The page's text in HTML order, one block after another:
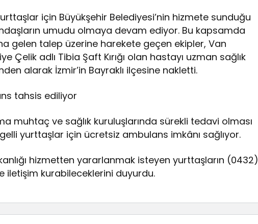
için Büyükşehir Belediyesi’nin hizmete sunduğu
umudu olmaya devam ediyor. Bu kapsamda
gelen talep üzerine harekete geçen ekipler, Van
Çelik adlı Tibia Şaft Kırığı olan hastayı uzman sağlık
alarak İzmir’in Bayraklı ilçesine nakletti.
tahsis ediliyor
muhtaç ve sağlık kuruluşlarında sürekli tedavi olması
yurttaşlar için ücretsiz ambulans imkânı sağlıyor.
hizmetten yararlanmak isteyen yurttaşların (0432)
iletişim kurabileceklerini duyurdu.